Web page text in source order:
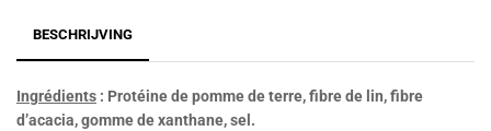
BESCHRIJVING
Ingrédients : Protéine de pomme de terre, fibre de lin, fibre
d’acacia, gomme de xanthane, sel.